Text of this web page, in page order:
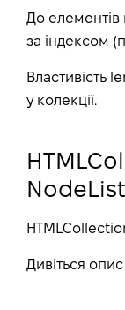
До елементів
за індексом
Властивість
у колекції.
NodeList
Дивіться